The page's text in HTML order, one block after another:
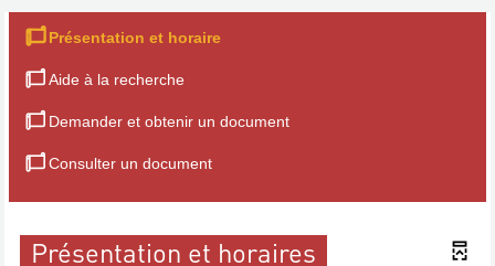
Présentation et horaire
Aide à la recherche
Demander et obtenir un document
Consulter un document
Présentation et horaires